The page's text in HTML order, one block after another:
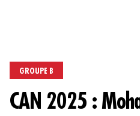
GROUPE B
CAN 2025 :